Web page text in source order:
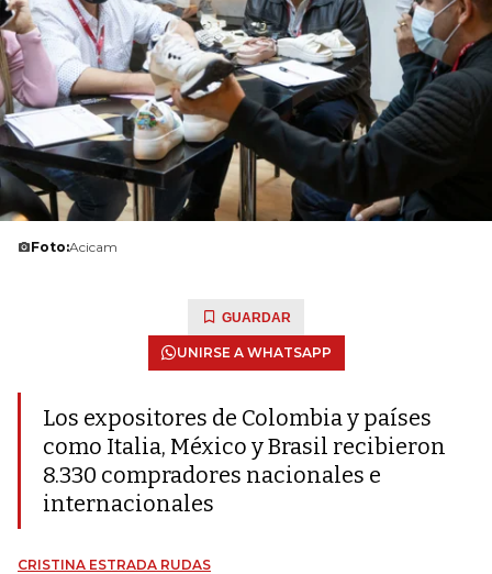
Foto:Acicam
GUARDAR
UNIRSE A WHATSAPP
Los expositores de Colombia y países
como Italia, México y Brasil recibieron
8.330 compradores nacionales e
internacionales
CRISTINA ESTRADA RUDAS